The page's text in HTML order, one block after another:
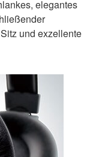
elegantes
und exzellente